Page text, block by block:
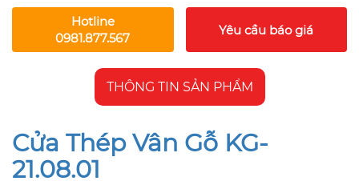
Hotline
0981.877.567
Yêu cầu báo giá
THÔNG TIN SẢN PHẨM
Cửa Thép Vân Gỗ KG-
21.08.01